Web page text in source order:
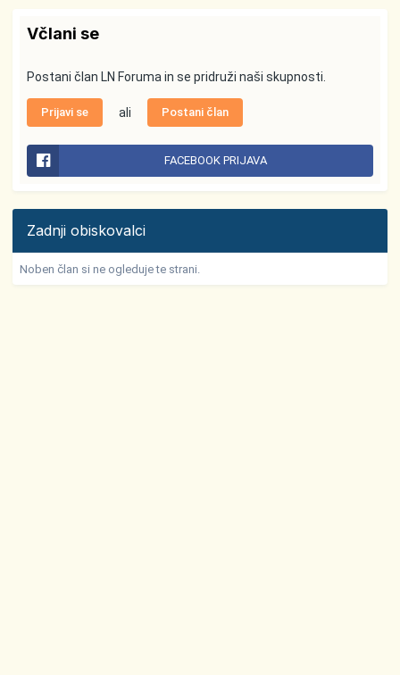
Včlani se
Postani član LN Foruma in se pridruži naši skupnosti.
Prijavi se ali Postani član
FACEBOOK PRIJAVA
Zadnji obiskovalci
Noben član si ne ogleduje te strani.